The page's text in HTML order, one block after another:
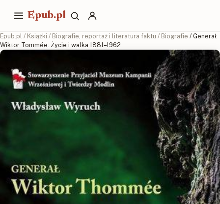
Epub.pl
Epub.pl / Książki / Biografie, reportaż i literatura faktu / Biografie / Generał
Wiktor Tommée. Życie i walka 1881–1962